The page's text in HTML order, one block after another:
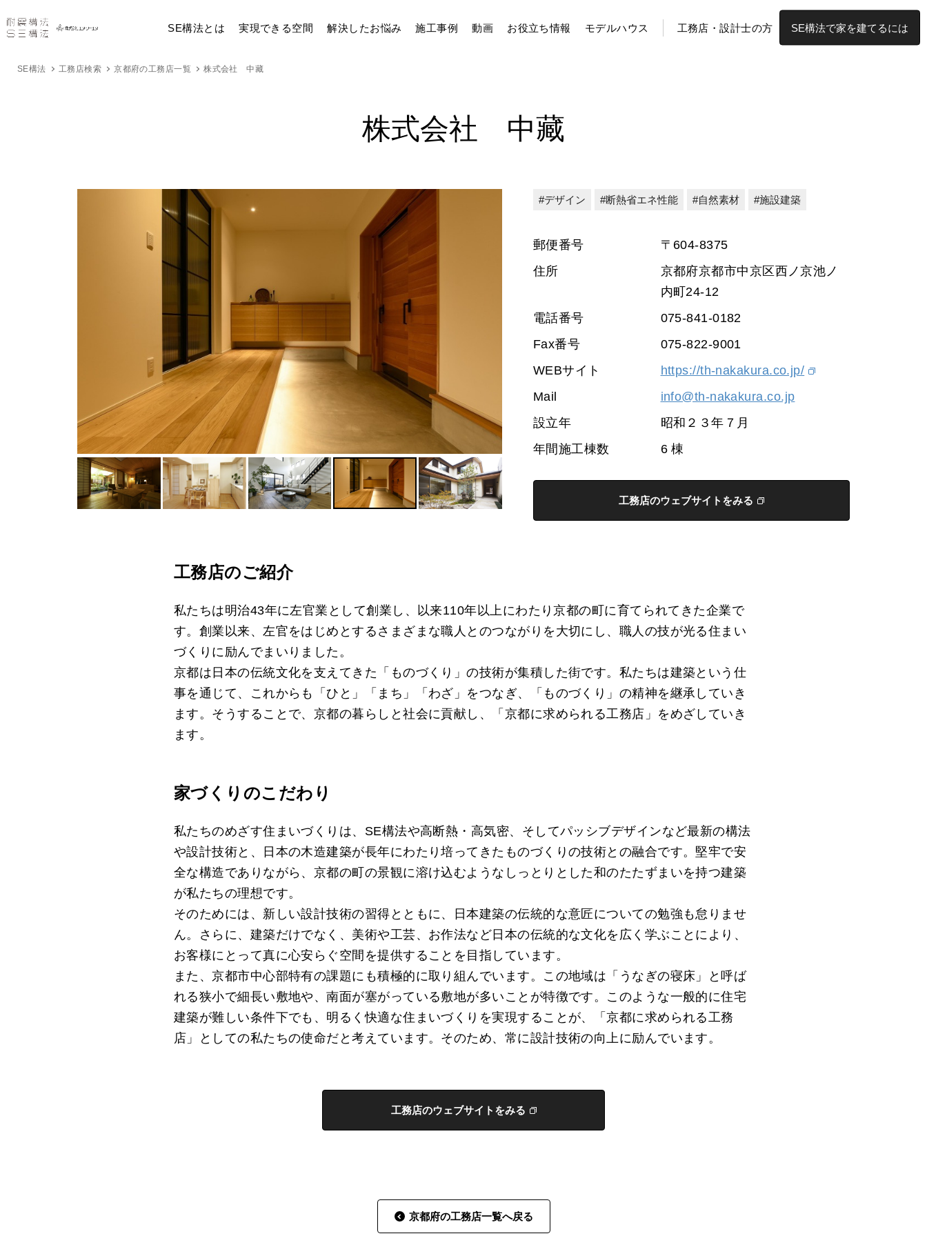
SE構法とは 実現できる空間 解決したお悩み 施工事例 動画 お役立ち情報 モデルハウス 工務店・設計士の方 SE構法で家を建てるには
SE構法 工務店検索 京都府の工務店一覧 株式会社 中藏
株式会社 中藏
デザイン 断熱省エネ性能 自然素材 施設建築
郵便番号
〒604-8375
住所
京都府京都市中京区西ノ京池ノ
内町24-12
電話番号
075-841-0182
Fax番号
075-822-9001
WEBサイト
https://th-nakakura.co.jp/
Mail
info@th-nakakura.co.jp
設立年
昭和２３年７月
年間施工棟数
6 棟
工務店のウェブサイトをみる
工務店のご紹介
私たちは明治43年に左官業として創業し、以来110年以上にわたり京都の町に育てられてきた企業で
す。創業以来、左官をはじめとするさまざまな職人とのつながりを大切にし、職人の技が光る住まい
づくりに励んでまいりました。
京都は日本の伝統文化を支えてきた「ものづくり」の技術が集積した街です。私たちは建築という仕
事を通じて、これからも「ひと」「まち」「わざ」をつなぎ、「ものづくり」の精神を継承していき
ます。そうすることで、京都の暮らしと社会に貢献し、「京都に求められる工務店」をめざしていき
ます。
家づくりのこだわり
私たちのめざす住まいづくりは、SE構法や高断熱・高気密、そしてパッシブデザインなど最新の構法
や設計技術と、日本の木造建築が長年にわたり培ってきたものづくりの技術との融合です。堅牢で安
全な構造でありながら、京都の町の景観に溶け込むようなしっとりとした和のたたずまいを持つ建築
が私たちの理想です。
そのためには、新しい設計技術の習得とともに、日本建築の伝統的な意匠についての勉強も怠りませ
ん。さらに、建築だけでなく、美術や工芸、お作法など日本の伝統的な文化を広く学ぶことにより、
お客様にとって真に心安らぐ空間を提供することを目指しています。
また、京都市中心部特有の課題にも積極的に取り組んでいます。この地域は「うなぎの寝床」と呼ば
れる狭小で細長い敷地や、南面が塞がっている敷地が多いことが特徴です。このような一般的に住宅
建築が難しい条件下でも、明るく快適な住まいづくりを実現することが、「京都に求められる工務
店」としての私たちの使命だと考えています。そのため、常に設計技術の向上に励んでいます。
工務店のウェブサイトをみる
京都府の工務店一覧へ戻る